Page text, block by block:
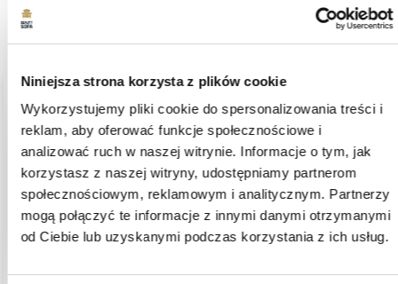
Niniejsza strona korzysta z plików cookie
Wykorzystujemy pliki cookie do spersonalizowania treści i
reklam, aby oferować funkcje społecznościowe i
analizować ruch w naszej witrynie. Informacje o tym, jak
korzystasz z naszej witryny, udostępniamy partnerom
społecznościowym, reklamowym i analitycznym. Partnerzy
mogą połączyć te informacje z innymi danymi otrzymanymi
od Ciebie lub uzyskanymi podczas korzystania z ich usług.
podgląd